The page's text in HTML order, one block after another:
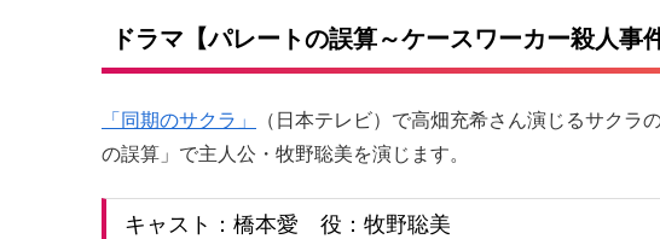
ドラマ【パレートの誤算～ケースワーカー殺人事
「同期のサクラ」
（日本テレビ）で高畑充希さん演じるサクラ
の誤算」で主人公・牧野聡美を演じます。
キャスト：橋本愛 役：牧野聡美